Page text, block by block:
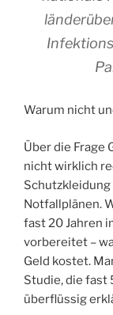
Warum nicht
Über die Frage
nicht wirklich
Schutzkleidung
Notfallplänen.
fast 20 Jahren
vorbereitet –
Geld kostet.
Studie, die fast
überflüssig